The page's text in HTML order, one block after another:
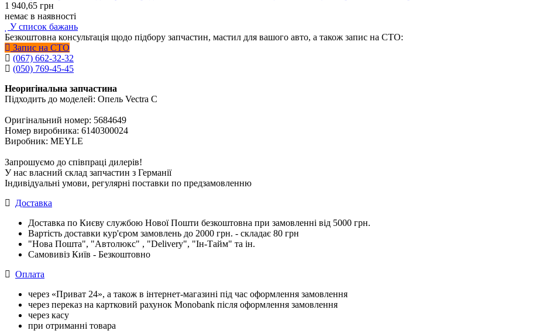
1 940,65 грн
немає в наявності
У список бажань
Безкоштовна консультація щодо підбору запчастин, мастил для вашого авто, а також запис на СТО:
Запис на СТО
(067) 662-32-32
(050) 769-45-45
Неоригінальна запчастина
Підходить до моделей: Опель Vectra C
Оригінальний номер: 5684649
Номер виробника: 6140300024
Виробник: MEYLE
Запрошуємо до співпраці дилерів!
У нас власний склад запчастин з Германії
Індивідуальні умови, регулярні поставки по предзамовленню
Доставка
Доставка по Києву службою Нової Пошти безкоштовна при замовленні від 5000 грн.
Вартість доставки кур'єром замовлень до 2000 грн. - складає 80 грн
"Нова Пошта", "Автолюкс" , "Delivery", "Iн-Тайм" та ін.
Самовивіз Київ - Безкоштовно
Оплата
через «Приват 24», а також в інтернет-магазині під час оформлення замовлення
через переказ на картковий рахунок Monobank після оформлення замовлення
через касу
при отриманні товара